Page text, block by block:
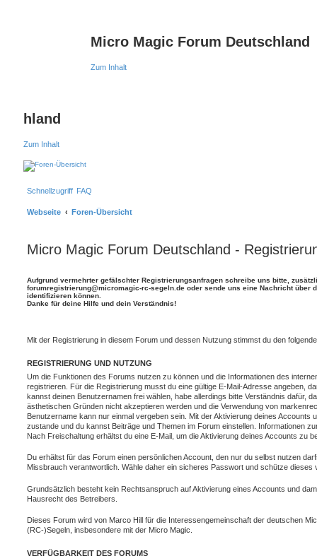
Micro Magic Forum Deutschland
Zum Inhalt
hland
Zum Inhalt
Schnellzugriff FAQ
Webseite Foren-Übersicht
Micro Magic Forum Deutschland -
Aufgrund vermehrter gefälschter Registrierungsanfragen schreibe uns bitte,
forumregistrierung@micromagic-rc-segeln.de oder sende uns eine Nachricht
identifizieren können.
Danke für deine Hilfe und dein Verständnis!
Mit der Registrierung in diesem Forum und dessen Nutzung stimmst du den
REGISTRIERUNG UND NUTZUNG
Um die Funktionen des Forums nutzen zu können und die Informationen des
registrieren. Für die Registrierung musst du eine gültige E-Mail-Adresse angeben,
kannst deinen Benutzernamen frei wählen, habe allerdings bitte Verständnis dafür,
ästhetischen Gründen nicht akzeptieren werden und die Verwendung von
Benutzername kann nur einmal vergeben sein. Mit der Aktivierung deines
zustande und du kannst Beiträge und Themen im Forum einstellen. Informationen
Nach Freischaltung erhältst du eine E-Mail, um die Aktivierung deines Accounts zu
Du erhältst für das Forum einen persönlichen Account, den nur du selbst nutzen
Missbrauch verantwortlich. Wähle daher ein sicheres Passwort und schütze dieses
Grundsätzlich besteht kein Rechtsanspruch auf Aktivierung eines Accounts und
Hausrecht des Betreibers.
Dieses Forum wird von Marco Hill für die Interessengemeinschaft der deutschen
(RC-)Segeln, insbesondere mit der Micro Magic.
VERFÜGBARKEIT DES FORUMS